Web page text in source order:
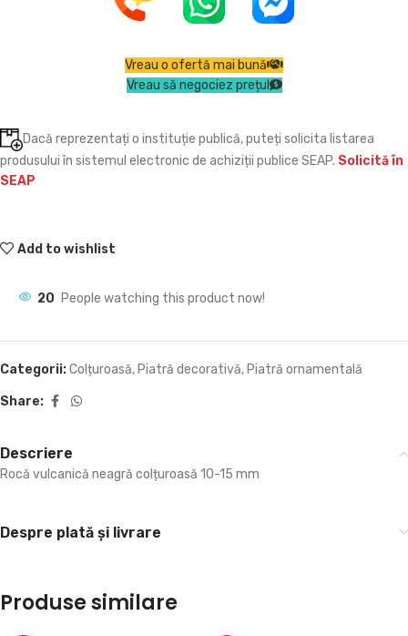
Vreau o ofertă mai bună
Vreau să negociez prețul
Dacă reprezentați o instituție publică, puteți solicita listarea
produsului în sistemul electronic de achiziții publice SEAP. Solicită în
SEAP
Add to wishlist
20 People watching this product now!
Categorii:Colțuroasă, Piatră decorativă, Piatră ornamentală
Share:
Descriere
Rocă vulcanică neagră colțuroasă 10-15 mm
Despre plată și livrare
Produse similare